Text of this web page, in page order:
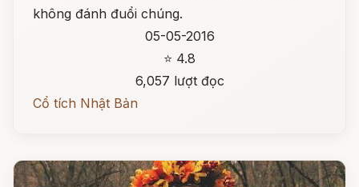
không đánh đuổi chúng.
05-05-2016
⭐ 4.8
6,057 lượt đọc
Cổ tích Nhật Bản